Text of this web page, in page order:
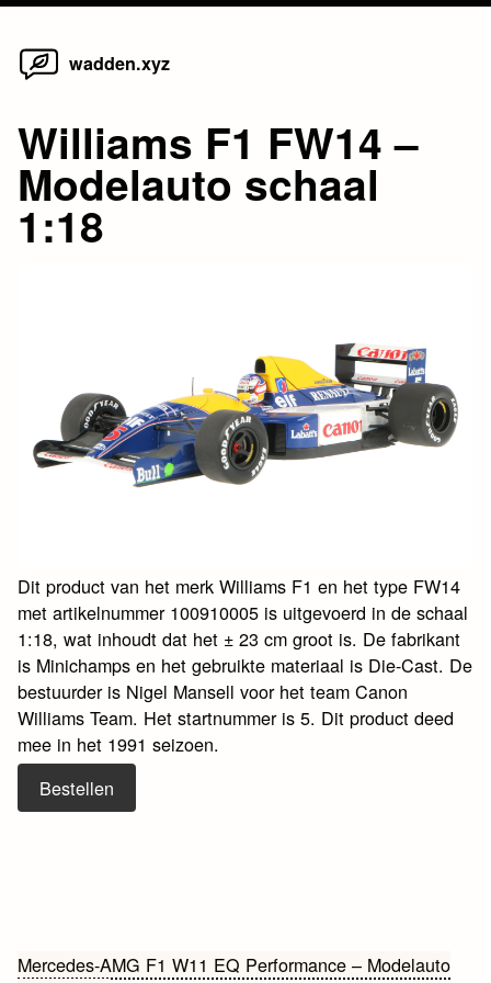
Skip
wadden.xyz
Williams F1 FW14 –
Modelauto schaal
1:18
Dit product van het merk Williams F1 en het type FW14
met artikelnummer 100910005 is uitgevoerd in de schaal
1:18, wat inhoudt dat het ± 23 cm groot is. De fabrikant
is Minichamps en het gebruikte materiaal is Die-Cast. De
bestuurder is Nigel Mansell voor het team Canon
Williams Team. Het startnummer is 5. Dit product deed
mee in het 1991 seizoen.
Bestellen
Bericht
Mercedes-AMG F1 W11 EQ Performance – Modelauto